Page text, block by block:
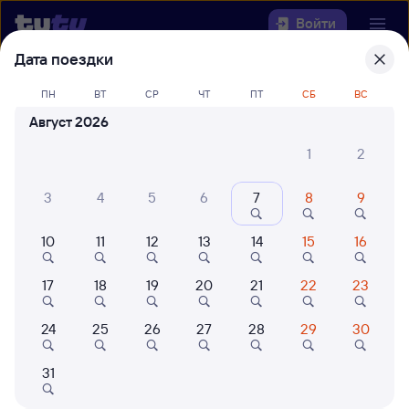
Войти
Выберите день, чтобы найтиж/д
билеты Мелихово — Санкт-
Петербург-Главн.
Откуда
Куда
Когда
Кто едет
Дата поездки
ПН ВТ СР ЧТ ПТ СБ ВС
Август 2026
1
2
3 4 5 6 7 8 9
10 11 12 13 14 15 16
17 18 19 20 21 22 23
24 25 26 27 28 29 30
31